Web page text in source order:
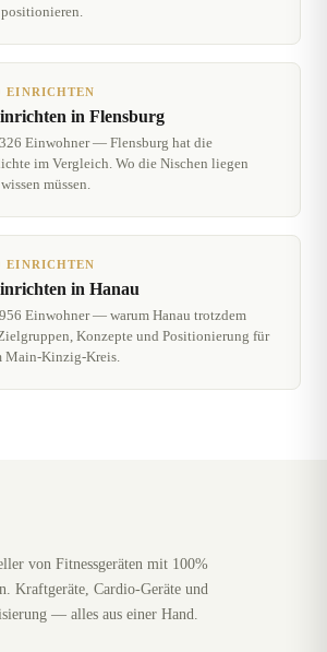
EINRICHTEN
in Flensburg
Einwohner — Flensburg hat die
im Vergleich. Wo die Nischen liegen
müssen.
EINRICHTEN
in Hanau
Einwohner — warum Hanau trotzdem
Konzepte und Positionierung für
Main-Kinzig-Kreis.
von Fitnessgeräten mit 100%
Kraftgeräte, Cardio-Geräte und
— alles aus einer Hand.